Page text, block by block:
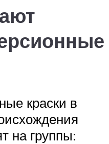
краски в
на группы: